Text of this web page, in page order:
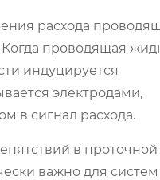
расхода
проводящая
индуцируется
электродами,
в сигнал расхода.
в проточной
важно для